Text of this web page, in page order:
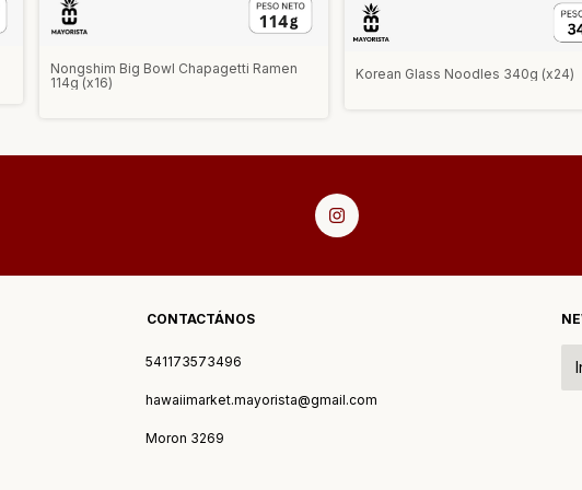
Nongshim Big Bowl Chapagetti Ramen
114g (x16)
Korean Glass Noodles 340g (x24)
CONTACTÁNOS
541173573496
hawaiimarket.mayorista@gmail.com
Moron 3269